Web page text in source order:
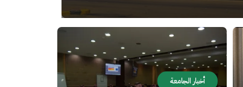
الصورة
أخبار الجامعة